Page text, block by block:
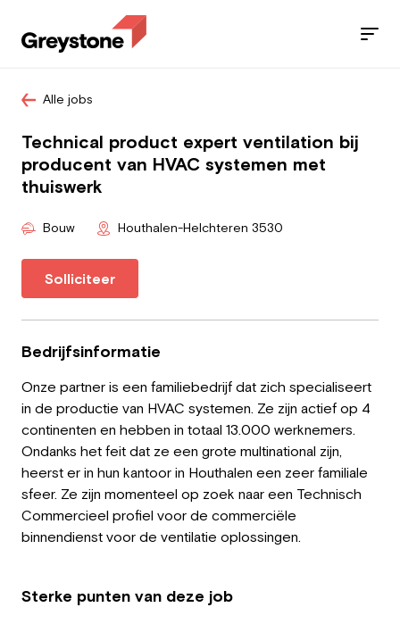
Werkgever
Werken bij Greystone
Over ons
Team
Jobs
Diensten
Sectoren
Alle jobs
Technical product expert ventilation bij
producent van HVAC systemen met
thuiswerk
Bouw Houthalen-Helchteren 3530
Solliciteer
Bedrijfsinformatie
Onze partner is een familiebedrijf dat zich specialiseert
in de productie van HVAC systemen. Ze zijn actief op 4
continenten en hebben in totaal 13.000 werknemers.
Ondanks het feit dat ze een grote multinational zijn,
heerst er in hun kantoor in Houthalen een zeer familiale
sfeer. Ze zijn momenteel op zoek naar een Technisch
Commercieel profiel voor de commerciële
binnendienst voor de ventilatie oplossingen.
Sterke punten van deze job